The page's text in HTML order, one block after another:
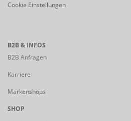
Cookie Einstellungen
B2B & INFOS
B2B Anfragen
Karriere
Markenshops
SHOP